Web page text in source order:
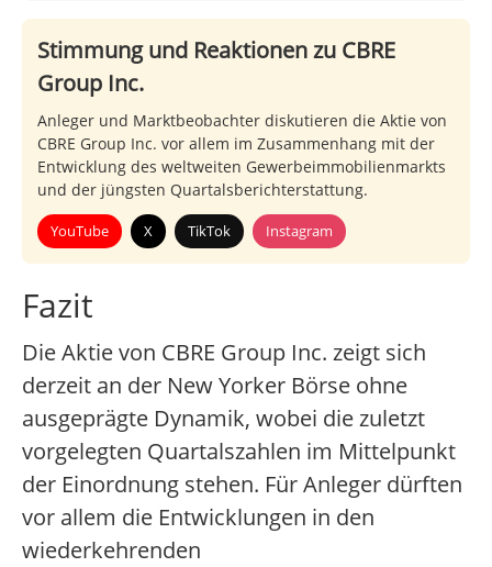
Stimmung und Reaktionen zu CBRE
Group Inc.
Anleger und Marktbeobachter diskutieren die Aktie von
CBRE Group Inc. vor allem im Zusammenhang mit der
Entwicklung des weltweiten Gewerbeimmobilienmarkts
und der jüngsten Quartalsberichterstattung.
YouTube X TikTok Instagram
Fazit
Die Aktie von CBRE Group Inc. zeigt sich
derzeit an der New Yorker Börse ohne
ausgeprägte Dynamik, wobei die zuletzt
vorgelegten Quartalszahlen im Mittelpunkt
der Einordnung stehen. Für Anleger dürften
vor allem die Entwicklungen in den
wiederkehrenden